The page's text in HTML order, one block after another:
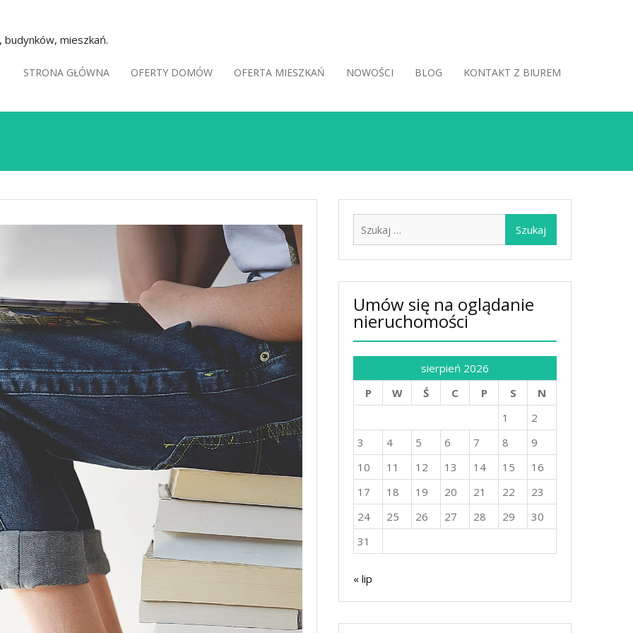
budynków, mieszkań.
STRONA GŁÓWNA OFERTY DOMÓW OFERTA MIESZKAŃ NOWOŚCI BLOG KONTAKT Z BIUREM
Umów się na oglądanie
nieruchomości
sierpień 2026
P
W Ś C P S
N
1
2
3
4 5 6 7 8
9
10
11 12 13 14 15
16
17
18 19 20 21 22
23
24
25 26 27 28 29
30
31
« lip